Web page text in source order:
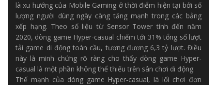
là xu hướng của Mobile Gaming ở thời điểm hiện tại bởi số
lượng người dùng ngày càng tăng mạnh trong các bảng
xếp hạng. Theo số liệu từ Sensor Tower tính đến năm
2020, dòng game Hyper-casual chiếm tới 31% tổng số lượt
tải game di động toàn cầu, tương đương 6,3 tỷ lượt. Điều
này là minh chứng rõ ràng cho thấy dòng game Hyper-
casual là một phần không thể thiếu trên sân chơi di động.
Thế mạnh của dòng game Hyper-casual, là lối chơi đơn